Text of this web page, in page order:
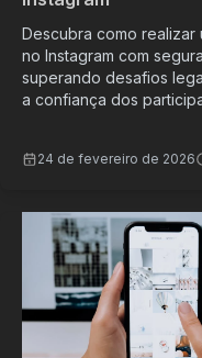
Descubra como realizar
no Instagram com
superando desafios
a confiança dos
24 de fevereiro de 2026